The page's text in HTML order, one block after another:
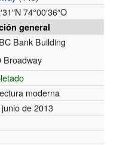
74°00′36″O
general
Bank Building
Broadway
moderna
de 2013